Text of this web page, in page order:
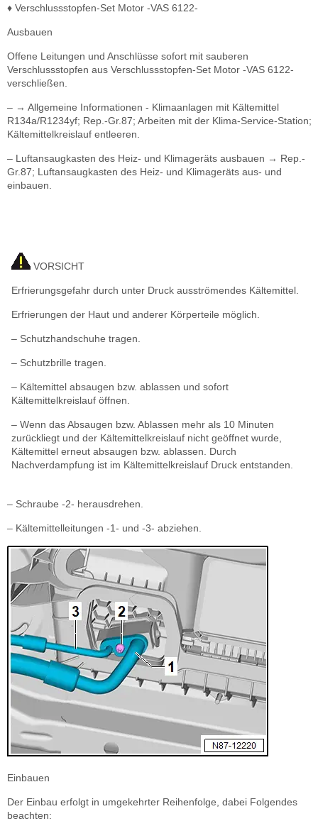
♦ Verschlussstopfen-Set Motor -VAS 6122-
Ausbauen
Offene Leitungen und Anschlüsse sofort mit sauberen
Verschlussstopfen aus Verschlussstopfen-Set Motor -VAS 6122-
verschließen.
– → Allgemeine Informationen - Klimaanlagen mit Kältemittel
R134a/R1234yf; Rep.-Gr.87; Arbeiten mit der Klima-Service-Station;
Kältemittelkreislauf entleeren.
– Luftansaugkasten des Heiz- und Klimageräts ausbauen → Rep.-
Gr.87; Luftansaugkasten des Heiz- und Klimageräts aus- und
einbauen.
VORSICHT
Erfrierungsgefahr durch unter Druck ausströmendes Kältemittel.
Erfrierungen der Haut und anderer Körperteile möglich.
– Schutzhandschuhe tragen.
– Schutzbrille tragen.
– Kältemittel absaugen bzw. ablassen und sofort
Kältemittelkreislauf öffnen.
– Wenn das Absaugen bzw. Ablassen mehr als 10 Minuten
zurückliegt und der Kältemittelkreislauf nicht geöffnet wurde,
Kältemittel erneut absaugen bzw. ablassen. Durch
Nachverdampfung ist im Kältemittelkreislauf Druck entstanden.
– Schraube -2- herausdrehen.
– Kältemittelleitungen -1- und -3- abziehen.
Einbauen
Der Einbau erfolgt in umgekehrter Reihenfolge, dabei Folgendes
beachten: